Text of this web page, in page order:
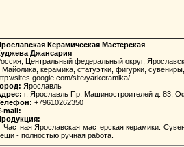
Керамическая Мастерская
Джансария
Центральный федеральный округ,
Майолика, керамика, статуэтки, фигурки,
sites.google.com/site/yarkeramika/
Ярославль
г. Ярославль Пр. Машиностроителей д. 83,
+79610262350
mail:
Частная Ярославская мастерская керамики.
- полностью ручная работа.